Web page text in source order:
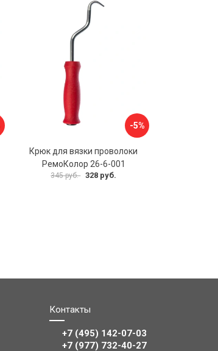
-5%
Крюк для вязки проволоки
РемоКолор 26-6-001
345 руб. 328 руб.
Контакты
+7 (495) 142-07-03
‎‎+7 (977) 732-40-27